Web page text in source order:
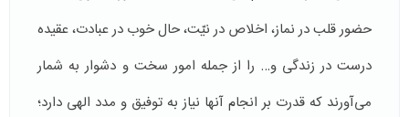
حضور قلب در نماز، اخلاص در نیّت، حال خوب در عبادت، عقیده
درست در زندگی و… را از جمله امور سخت و دشوار به شمار
می‌آورند که قدرت بر انجام آنها نیاز به توفیق و مدد الهی دارد؛